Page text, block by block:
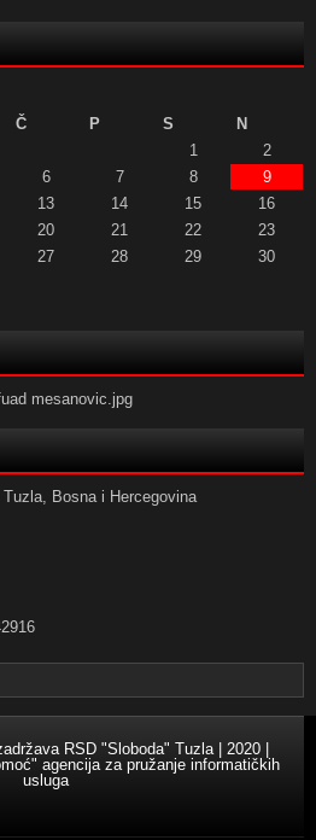
Č P S
N
1
2
6 7 8
9
13 14 15
16
20 21 22
23
27 28 29
30
Bosna i Hercegovina
RSD "Sloboda" Tuzla | 2020 |
agencija za pružanje informatičkih
usluga